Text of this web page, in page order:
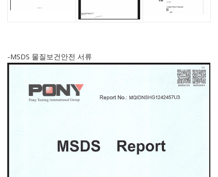
-MSDS 물질보건안전 서류